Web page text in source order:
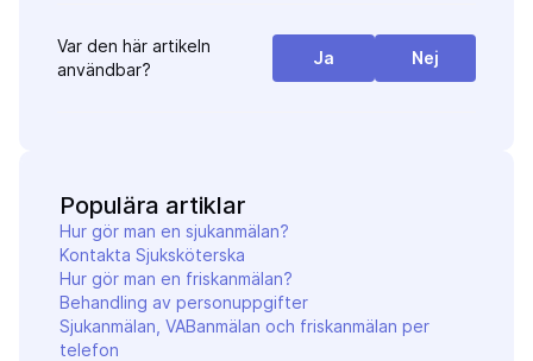
Var den här artikeln
användbar?
Ja Nej
Populära artiklar
Hur gör man en sjukanmälan?
Kontakta Sjuksköterska
Hur gör man en friskanmälan?
Behandling av personuppgifter
Sjukanmälan, VABanmälan och friskanmälan per
telefon